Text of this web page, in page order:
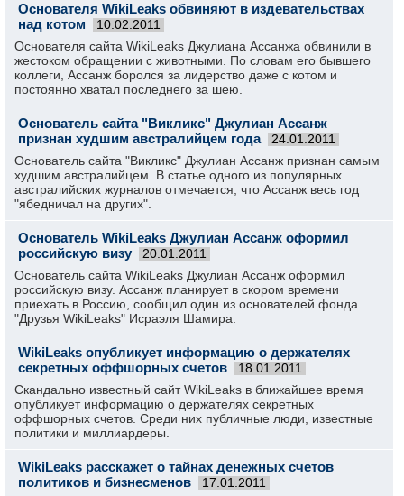
Основателя WikiLeaks обвиняют в издевательствах
над котом
10.02.2011
Основателя сайта WikiLeaks Джулиана Ассанжа обвинили в
жестоком обращении с животными. По словам его бывшего
коллеги, Ассанж боролся за лидерство даже с котом и
постоянно хватал последнего за шею.
Основатель сайта "Викликс" Джулиан Ассанж
признан худшим австралийцем года
24.01.2011
Основатель сайта "Викликс" Джулиан Ассанж признан самым
худшим австралийцем. В статье одного из популярных
австралийских журналов отмечается, что Ассанж весь год
"ябедничал на других".
Основатель WikiLeaks Джулиан Ассанж оформил
российскую визу
20.01.2011
Основатель сайта WikiLeaks Джулиан Ассанж оформил
российскую визу. Ассанж планирует в скором времени
приехать в Россию, сообщил один из основателей фонда
"Друзья WikiLeaks" Исраэля Шамира.
WikiLeaks опубликует информацию о держателях
секретных оффшорных счетов
18.01.2011
Скандально известный сайт WikiLeaks в ближайшее время
опубликует информацию о держателях секретных
оффшорных счетов. Среди них публичные люди, известные
политики и миллиардеры.
WikiLeaks расскажет о тайнах денежных счетов
политиков и бизнесменов
17.01.2011